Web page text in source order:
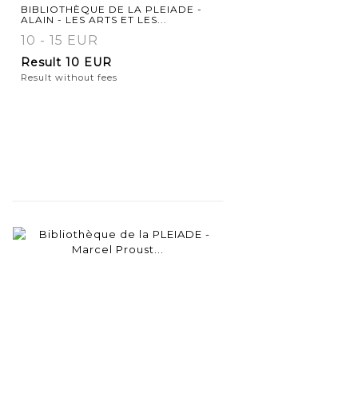
BIBLIOTHÈQUE DE LA PLEIADE -
ALAIN - LES ARTS ET LES...
10 - 15 EUR
Result 10 EUR
Result without fees